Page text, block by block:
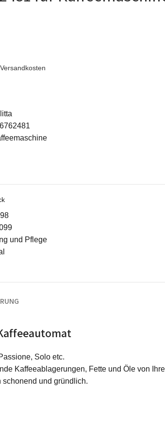
Versandkosten
und Pflege
Solo etc.
Kaffeeablagerungen, Fette und Öle von
und gründlich.